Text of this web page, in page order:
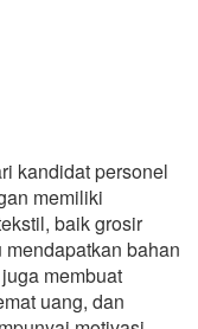
kandidat personel
memiliki
baik grosir
bahan
membuat
uang, dan